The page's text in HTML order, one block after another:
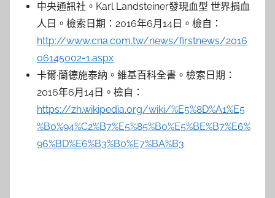
中央通訊社。Karl Landsteiner發現血型 世界捐血
人日。檢索日期：2016年6月14日。檢自：
http://www.cna.com.tw/news/firstnews/2016
06145002-1.aspx
卡爾·蘭德施泰納。維基百科全書。檢索日期：
2016年6月14日。檢自：
https://zh.wikipedia.org/wiki/%E5%8D%A1%E5
%B0%94%C2%B7%E5%85%B0%E5%BE%B7%E6%
96%BD%E6%B3%B0%E7%BA%B3